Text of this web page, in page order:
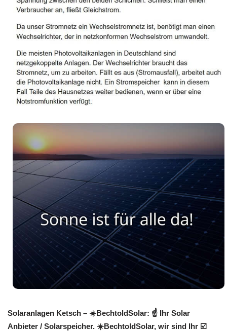
Solaranlagen Ketsch – ☀️BechtoldSolar: ☝️ Ihr Solar
Anbieter / Solarspeicher. ☀️BechtoldSolar, wir sind Ihr ☑️